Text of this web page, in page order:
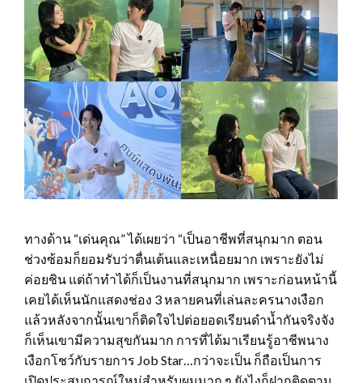
ทางด้าน “เด่นคุณ” ได้เผยว่า “เป็นอาชีพที่สนุกมาก ตอน
ช่วงซ้อมก็ยอมรับว่าตื่นเต้นและเหนื่อยมาก เพราะยังไม่
ค่อยชิน แต่ถ้าทำได้ก็เป็นงานที่สนุกมาก เพราะก่อนหน้านี้
เคยได้เห็นนักแสดงช่อง 3 หลายคนที่เล่นละครนางเงือก
แล้วหลังจากนั้นเขาก็ติดใจไปต่อยอดเรียนดำน้ำกันจริงจัง
ก็เห็นเขามีความสุขกันมาก การที่ได้มาเรียนรู้อาชีพนาง
เงือกโชว์กับรายการ Job Star…กว่าจะเป็น ก็ถือเป็นการ